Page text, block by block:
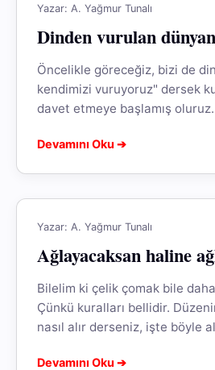
Yazar: A. Yağmur Tunalı
Dinden vurulan
Öncelikle göreceğiz, bizi de
kendimizi vuruyoruz" dersek
davet etmeye başlamış oluruz.
Devamını Oku ➔
Yazar: A. Yağmur Tunalı
Ağlayacaksan haline
Bilelim ki çelik çomak bile
Çünkü kuralları bellidir.
nasıl alır derseniz, işte böyle
Devamını Oku ➔